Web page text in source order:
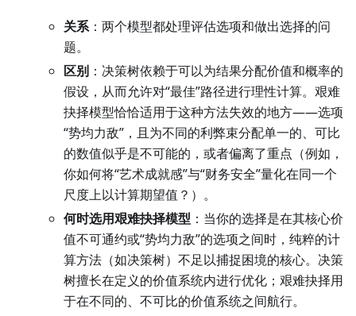
关系：两个模型都处理评估选项和做出选择的问
题。
区别 ：决策树依赖于可以为结果分配价值和概率的
假设，从而允许对“最佳”路径进行理性计算。艰难
抉择模型恰恰适用于这种方法失效的地方——选项
“势均力敌”，且为不同的利弊束分配单一的、可比
的数值似乎是不可能的，或者偏离了重点（例如，
你如何将“艺术成就感”与“财务安全”量化在同一个
尺度上以计算期望值？）。
何时选用艰难抉择模型 ：当你的选择是在其核心价
值不可通约或“势均力敌”的选项之间时，纯粹的计
算方法（如决策树）不足以捕捉困境的核心。决策
树擅长在定义的价值系统内进行优化；艰难抉择用
于在不同的、不可比的价值系统之间航行。